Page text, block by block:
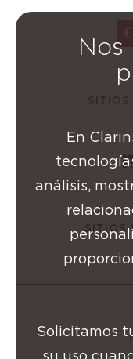
SITIOS
Nos
En
análisis,
Solicitamos
su uso